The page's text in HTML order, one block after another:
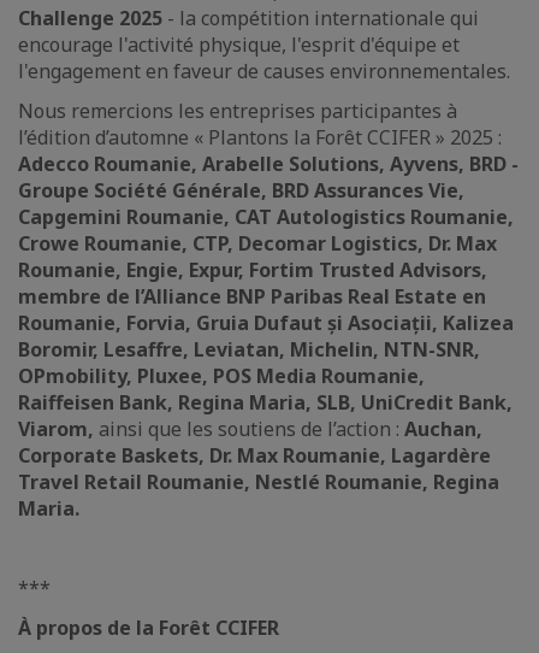
Challenge 2025 - la compétition internationale qui
encourage l'activité physique, l'esprit d'équipe et
l'engagement en faveur de causes environnementales.
Nous remercions les entreprises participantes à
l’édition d’automne « Plantons la Forêt CCIFER » 2025 :
Adecco Roumanie, Arabelle Solutions, Ayvens, BRD -
Groupe Société Générale, BRD Assurances Vie,
Capgemini Roumanie, CAT Autologistics Roumanie,
Crowe Roumanie, CTP, Decomar Logistics, Dr. Max
Roumanie, Engie, Expur, Fortim Trusted Advisors,
membre de l’Alliance BNP Paribas Real Estate en
Roumanie, Forvia, Gruia Dufaut și Asociații, Kalizea
Boromir, Lesaffre, Leviatan, Michelin, NTN-SNR,
OPmobility, Pluxee, POS Media Roumanie,
Raiffeisen Bank, Regina Maria, SLB, UniCredit Bank,
Viarom, ainsi que les soutiens de l’action : Auchan,
Corporate Baskets, Dr. Max Roumanie, Lagardère
Travel Retail Roumanie, Nestlé Roumanie, Regina
Maria.
***
À propos de la Forêt CCIFER